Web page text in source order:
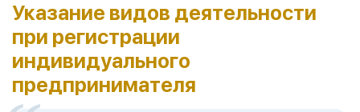
Указание видов деятельности
при регистрации
индивидуального
предпринимателя